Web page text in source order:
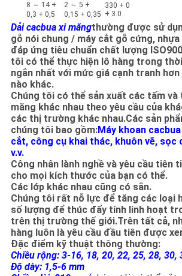
SƠ
ĐỒ
TRANG
WEB
PRIVACY
POLICY
8 ～ 14 +
0,3 + 0,5
2 ～ 5 +
0,15 + 0,35
330 + 0
+ 3.0
Dải cacbua xi măngthường được sử
gỗ nói chung / máy cắt gỗ cứng,
đáp ứng tiêu chuẩn chất lượng
tôi có thể thực hiện lô hàng trong
ngắn nhất với mức giá cạnh tranh hơn
nào khác.
Chúng tôi có thể sản xuất các tấm và
măng khác nhau theo yêu cầu của
các thị trường khác nhau.Các sản
chúng tôi bao gồm:Máy khoan
cắt, công cụ khai thác, khuôn vẽ, sọc
v.v.
Công nhân lành nghề và yêu cầu tiên
cho mọi kích thước của bạn có thể.
Các lớp khác nhau cũng có sẵn.
Chúng tôi rất nỗ lực để tăng các loại
số lượng để thúc đẩy tính linh hoạt
trên thị trường thế giới.Trên tất cả,
hàng luôn là yêu cầu đầu tiên được
Đặc điểm kỹ thuật thông thường:
Chiều rộng: 3-16, 18, 20, 22, 25, 28, 30,
Độ dày: 1,5-6 mm